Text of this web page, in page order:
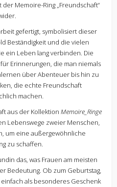
Memoire-Ring „Freundschaft“
gefertigt, symbolisiert dieser
Beständigkeit und die vielen
ein Leben lang verbinden. Die
Erinnerungen, die man niemals
über Abenteuer bis hin zu
die echte Freundschaft
machen.
aus der Kollektion Memoire_Ringe
Lebenswege zweier Menschen,
um eine außergewöhnliche
zu schaffen.
das, was Frauen am meisten
Bedeutung. Ob zum Geburtstag,
als besonderes Geschenk